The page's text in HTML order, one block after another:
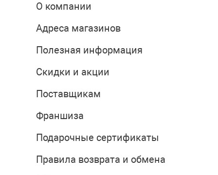
О компании
Адреса магазинов
Полезная информация
Скидки и акции
Поставщикам
Франшиза
Подарочные сертификаты
Правила возврата и обмена